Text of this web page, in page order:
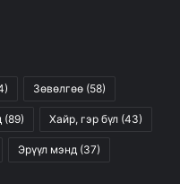
Зөвөлгөө (58)
(89) Хайр, гэр бүл (43)
Эрүүл мэнд (37)